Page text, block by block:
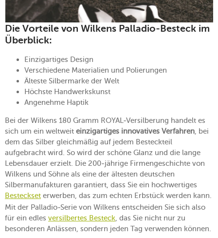
Die Vorteile von Wilkens Palladio-Besteck im
Überblick:
Einzigartiges Design
Verschiedene Materialien und Polierungen
Älteste Silbermarke der Welt
Höchste Handwerkskunst
Angenehme Haptik
Bei der Wilkens 180 Gramm ROYAL-Versilberung handelt es
sich um ein weltweit einzigartiges innovatives Verfahren, bei
dem das Silber gleichmäßig auf jedem Besteckteil
aufgebracht wird. So wird der schöne Glanz und die lange
Lebensdauer erzielt. Die 200-jährige Firmengeschichte von
Wilkens und Söhne als eine der ältesten deutschen
Silbermanufakturen garantiert, dass Sie ein hochwertiges
Besteckset erwerben, das zum echten Erbstück werden kann.
Mit der Palladio-Serie von Wilkens entscheiden Sie sich also
für ein edles versilbertes Besteck, das Sie nicht nur zu
besonderen Anlässen, sondern jeden Tag verwenden können.